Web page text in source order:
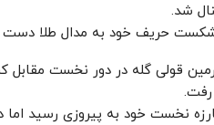
شد.
شکست حریف خود به مدال طلا
رفت.
نخست خود به پیروزی رسید